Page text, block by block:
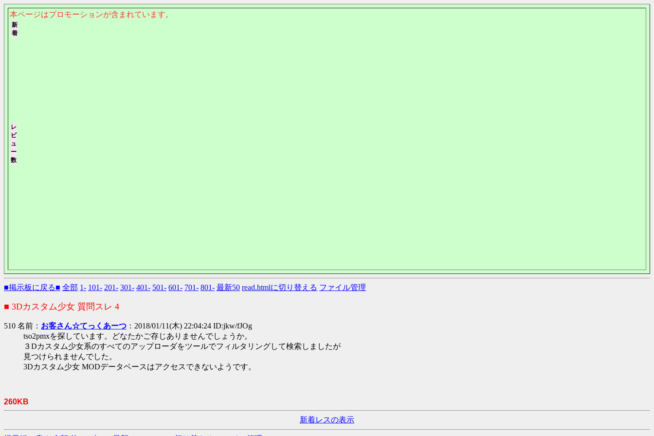
本ページはプロモーションが含まれています。
■掲示板に戻る■ 全部 1- 101- 201- 301- 401- 501- 601- 701- 801- 最新50 read.htmlに切り替える ファイル管理
■ 3Dカスタム少女 質問スレ 4
510 名前： お客さん☆てっくあーつ ：2018/01/11(木) 22:04:24 ID:jkw/fJOg
tso2pmxを探しています。どなたかご存じありませんでしょうか。
３Dカスタム少女系のすべてのアップローダをツールでフィルタリングして検索しましたが
見つけられませんでした。
3Dカスタム少女 MODデータベースはアクセスできないようです。
260KB
新着レスの表示